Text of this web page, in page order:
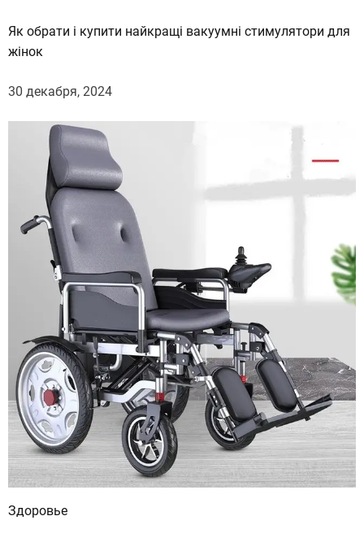
Як обрати і купити найкращі вакуумні стимулятори для
жінок
30 декабря, 2024
Здоровье